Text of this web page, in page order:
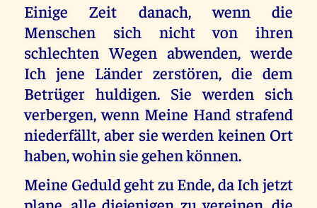
Einige Zeit danach, wenn die
Menschen sich nicht von ihren
schlechten Wegen abwenden, werde
Ich jene Länder zerstören, die dem
Betrüger huldigen. Sie werden sich
verbergen, wenn Meine Hand strafend
niederfällt, aber sie werden keinen Ort
haben, wohin sie gehen können.
Meine Geduld geht zu Ende, da Ich jetzt
plane, alle diejenigen zu vereinen, die